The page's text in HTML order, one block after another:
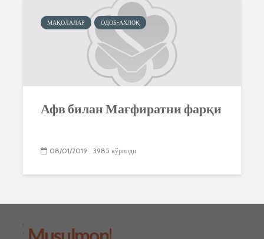
МАҚОЛАЛАР ОДОБ-АХЛОҚ
Афв билан Мағфиратни фарқи
08/01/2019 3985 кўрилди